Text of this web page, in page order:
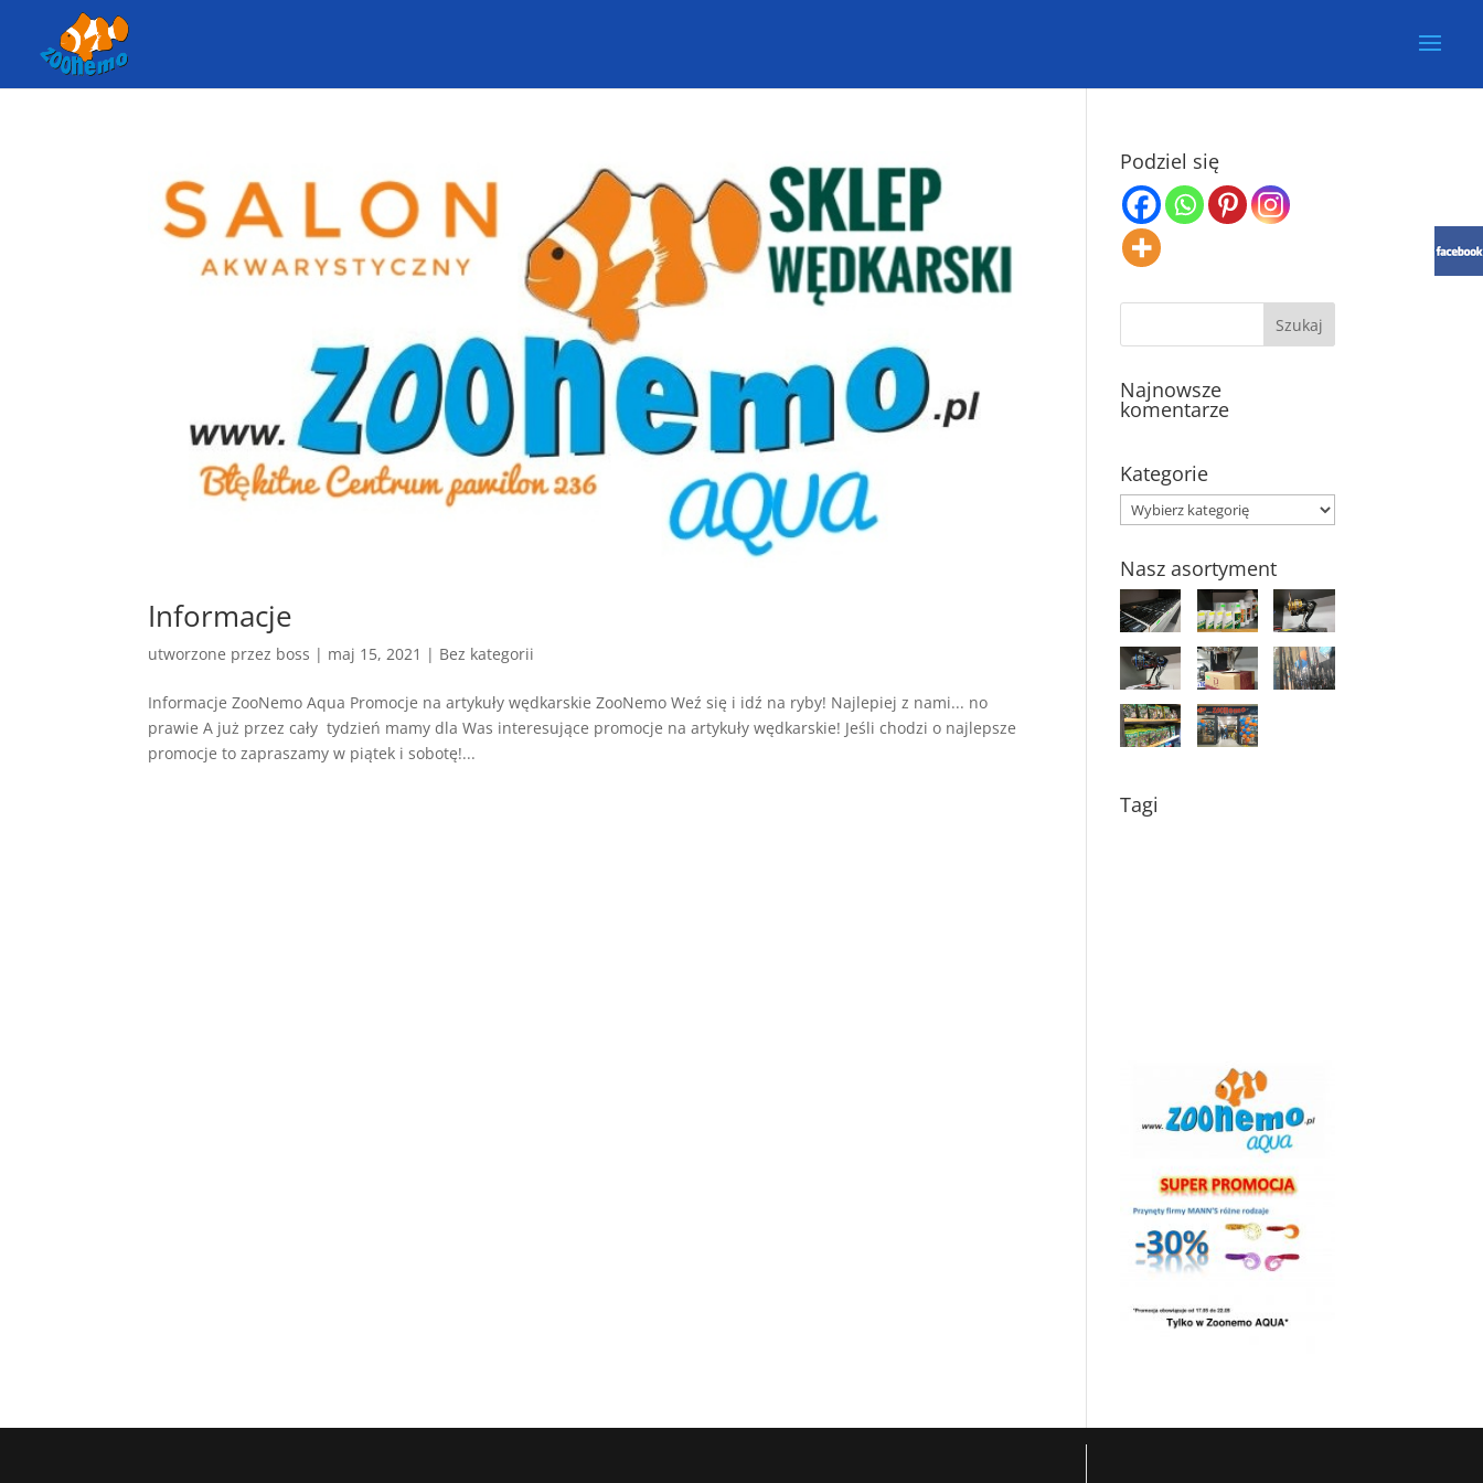
Informacje
utworzone przez boss | maj 15, 2021 | Bez kategorii
Informacje ZooNemo Aqua Promocje na artykuły wędkarskie ZooNemo Weź się i idź na ryby! Najlepiej z nami... no
prawie A już przez cały tydzień mamy dla Was interesujące promocje na artykuły wędkarskie! Jeśli chodzi o najlepsze
promocje to zapraszamy w piątek i sobotę!...
Podziel się
Najnowsze
komentarze
Kategorie
Kategorie
Nasz asortyment
Tagi